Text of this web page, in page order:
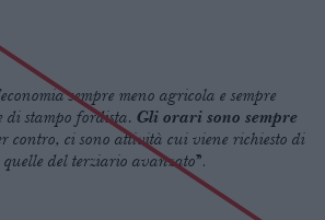
sempre meno agricola e sempre
stampo fordista. Gli orari sono sempre
contro, ci sono attività cui viene richiesto di
quelle del terziario avanzato”.